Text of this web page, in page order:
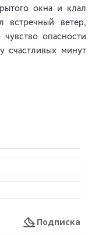
окна и клал
встречный ветер,
опасности
счастливых минут
Подписка